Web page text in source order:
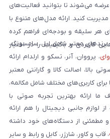
عرضه می‌شوند تا بتوانید فعالیت‌های
کنید. ارائه مدل‌های متنوع با
هر سلیقه و بودجه‌ای فراهم کرده
کاربردی و باکیفیت را در اختیار
معتبر شامل اپل، سامسونگ،
، پرووان، آنر، تسکو و ارلدام ارائه
اصالت کالا و گارانتی معتبر
کاربری‌های مختلف شامل مکالمه،
ارائه بهترین تجربه صوتی با
لوازم جانبی دیجیتال را هم ارائه
و مطمئنی از دستگاه‌های خود داشته
، قاب و کاور، شارژر، کابل و رابط و سایر